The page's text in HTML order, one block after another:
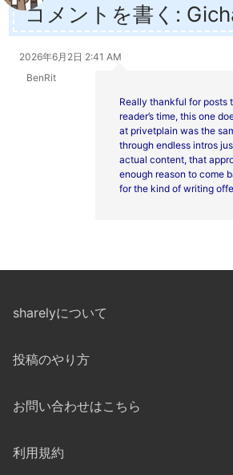
コメントを書く:
2026年6月2日 2:41 AM
BenRit
Really thankful for posts
reader’s time, this one
at privetplain was the
through endless intros
actual content, that
enough reason to come
for the kind of writing
sharelyについて
投稿のやり方
お問い合わせはこちら
利用規約